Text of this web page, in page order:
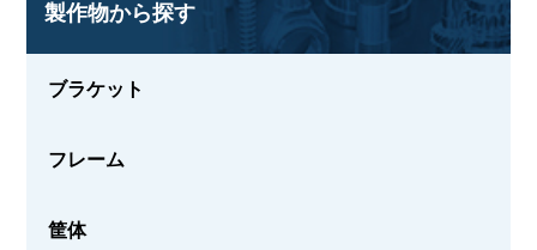
製作物から探す
ブラケット
フレーム
筐体